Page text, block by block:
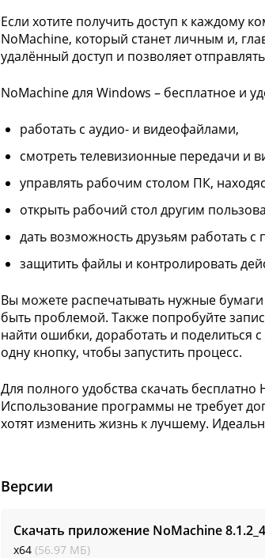
Если хотите получить доступ к каждому
NoMachine, который станет личным и,
удалённый доступ и позволяет
NoMachine для Windows – бесплатное и
работать с аудио- и видеофайлами,
смотреть телевизионные передачи и
управлять рабочим столом ПК,
открыть рабочий стол другим
дать возможность друзьям работать с
защитить файлы и контролировать
Вы можете распечатывать нужные
быть проблемой. Также попробуйте
найти ошибки, доработать и поделиться
одну кнопку, чтобы запустить процесс.
Для полного удобства скачать
Использование программы не требует
хотят изменить жизнь к лучшему.
Версии
Скачать приложение NoMachine8.1.2_4
x64 (56.97 МБ)